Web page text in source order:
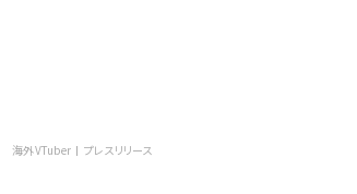
海外VTuber プレスリリース